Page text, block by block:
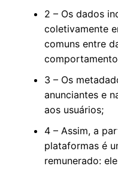
2 – Os dados
coletivamente
comuns entre
3 – Os
anunciantes e
aos usuários;
4 – Assim, a
plataformas é
remunerado: